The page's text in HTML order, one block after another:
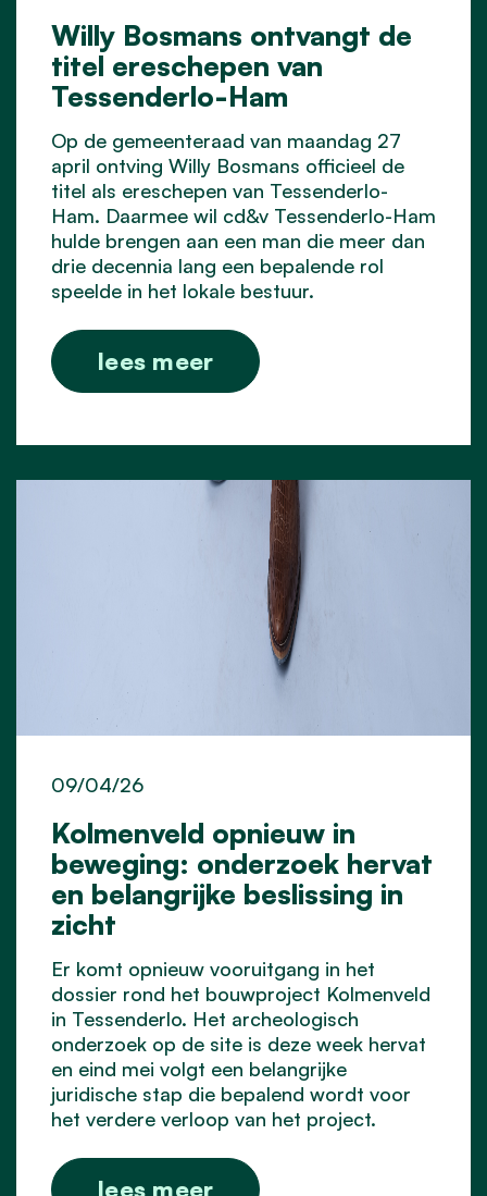
Willy Bosmans ontvangt de
titel ereschepen van
Tessenderlo-Ham
Op de gemeenteraad van maandag 27
april ontving Willy Bosmans officieel de
titel als ereschepen van Tessenderlo-
Ham. Daarmee wil cd&v Tessenderlo-Ham
hulde brengen aan een man die meer dan
drie decennia lang een bepalende rol
speelde in het lokale bestuur.
lees meer
Kolmenveld opnieuw in
beweging: onderzoek hervat
en belangrijke beslissing in
zicht
09/04/26
Er komt opnieuw vooruitgang in het
dossier rond het bouwproject Kolmenveld
in Tessenderlo. Het archeologisch
onderzoek op de site is deze week hervat
en eind mei volgt een belangrijke
juridische stap die bepalend wordt voor
het verdere verloop van het project.
lees meer